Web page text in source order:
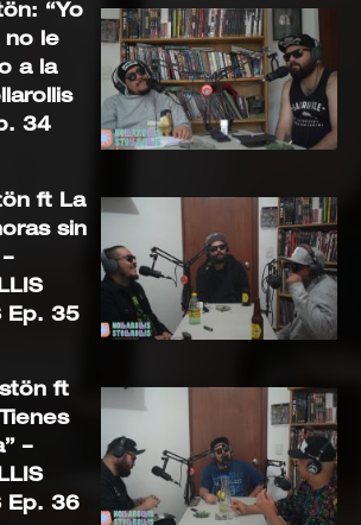
“Yo
no le
a la
34
ft La
sin
Ep. 35
ft
–
Ep. 36